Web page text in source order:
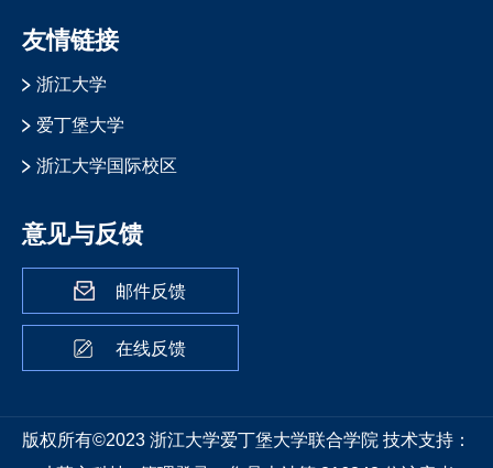
友情链接
浙江大学
爱丁堡大学
浙江大学国际校区
意见与反馈
邮件反馈
在线反馈
版权所有©2023 浙江大学爱丁堡大学联合学院 技术支持：